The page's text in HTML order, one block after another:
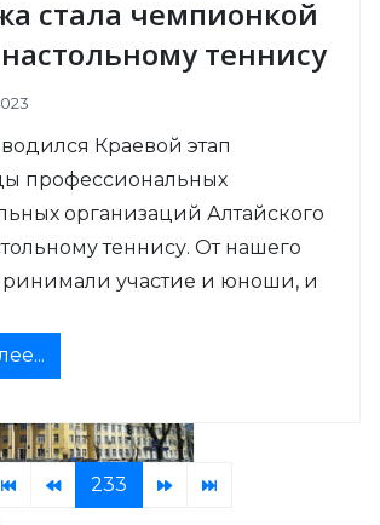
стала чемпионкой
теннису
Краевой этап
профессиональных
организаций Алтайского
теннису. От нашего
участие и юноши, и
233